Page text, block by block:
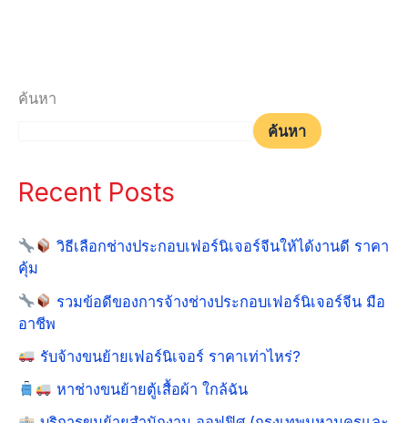
ค้นหา
ค้นหา
Recent Posts
วิธีเลือกช่างประกอบเฟอร์นิเจอร์จีนให้ได้งานดี ราคา
คุ้ม
รวมข้อดีของการจ้างช่างประกอบเฟอร์นิเจอร์จีน มือ
อาชีพ
รับจ้างขนย้ายเฟอร์นิเจอร์ ราคาเท่าไหร่?
หาช่างขนย้ายตู้เสื้อผ้า ใกล้ฉัน